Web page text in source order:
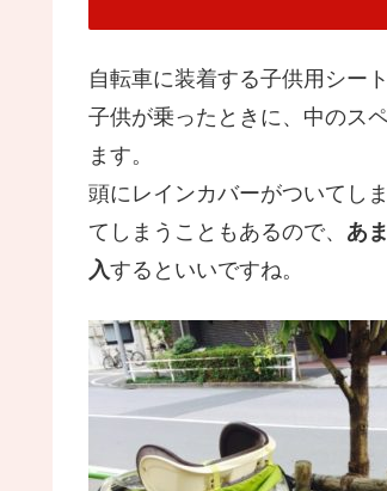
自転車に装着する子供用シー
子供が乗ったときに、中のス
ます。
頭にレインカバーがついてし
てしまうこともあるので、 あ
入するといいですね。